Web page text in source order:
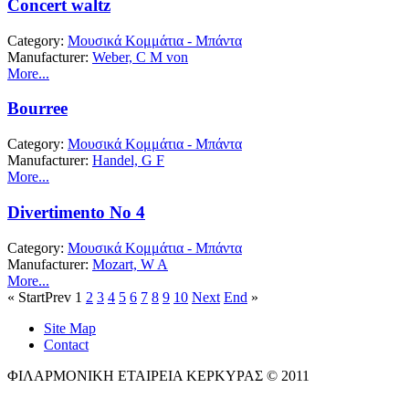
Concert waltz
Category: Μουσικά Κομμάτια - Μπάντα
Manufacturer: Weber, C M von
More...
Bourree
Category: Μουσικά Κομμάτια - Μπάντα
Manufacturer: Handel, G F
More...
Divertimento No 4
Category: Μουσικά Κομμάτια - Μπάντα
Manufacturer: Mozart, W A
More...
« StartPrev 1 2 3 4 5 6 7 8 9 10 Next End »
Site Map
Contact
ΦΙΛΑΡΜΟΝΙΚΗ ΕΤΑΙΡΕΙΑ ΚΕΡΚΥΡΑΣ © 2011